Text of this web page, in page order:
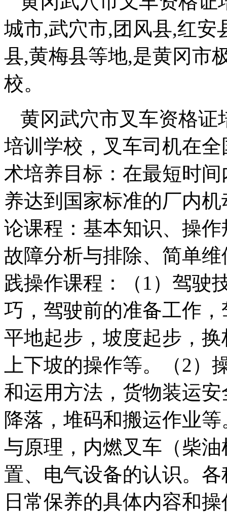
城市,武穴市,团风县,红安
县,黄梅县等地,是黄冈市
校。
黄冈武穴市叉车资格证
培训学校，叉车司机在
术培养目标：在最短时
养达到国家标准的厂内
论课程：基本知识、操
故障分析与排除、简单
践操作课程：（1）驾驶
巧，驾驶前的准备工作
平地起步，坡度起步，
上下坡的操作等。（2
和运用方法，货物装运
降落，堆码和搬运作业
与原理，内燃叉车（柴
置、电气设备的认识。
日常保养的具体内容和